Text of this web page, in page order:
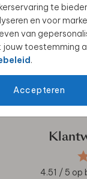
te
en voor
van
jouw toestemming
.
Accepteren
4.51 / 5 op